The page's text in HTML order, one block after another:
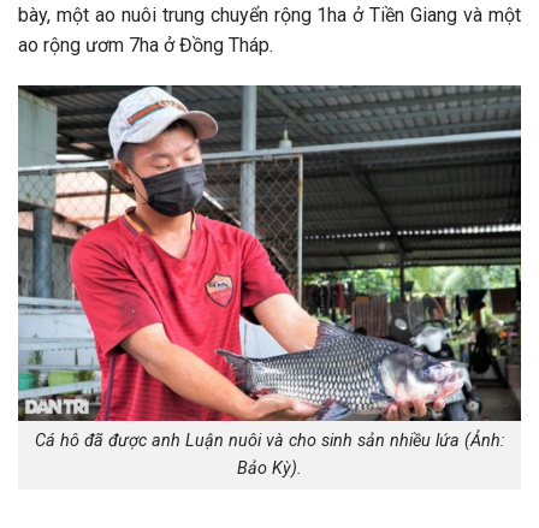
bày, một ao nuôi trung chuyển rộng 1ha ở Tiền Giang và một
ao rộng ươm 7ha ở Đồng Tháp.
Cá hô đã được anh Luận nuôi và cho sinh sản nhiều lứa (Ảnh:
Bảo Kỳ).